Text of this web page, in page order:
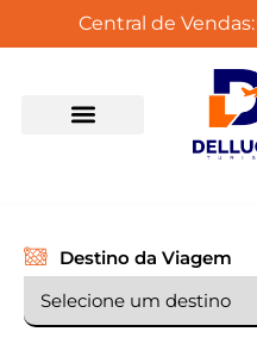
Central de Vendas:
Destino da Viagem